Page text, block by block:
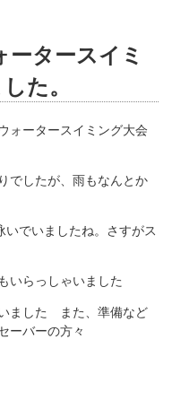
タースイミ
た。
ォータースイミング大会
でしたが、雨もなんとか
でいましたね。さすがス
いらっしゃいました
ました また、準備など
ーバーの方々